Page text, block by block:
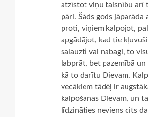
atzīstot viņu taisnību arī
pāri. Šāds gods jāparāda
proti, viņiem kalpojot,
apgādājot, kad tie
salauzti vai nabagi, to
labprāt, bet pazemībā
kā to darītu Dievam.
vecākiem tādēļ ir
kalpošanas Dievam, un
līdzināties neviens cits